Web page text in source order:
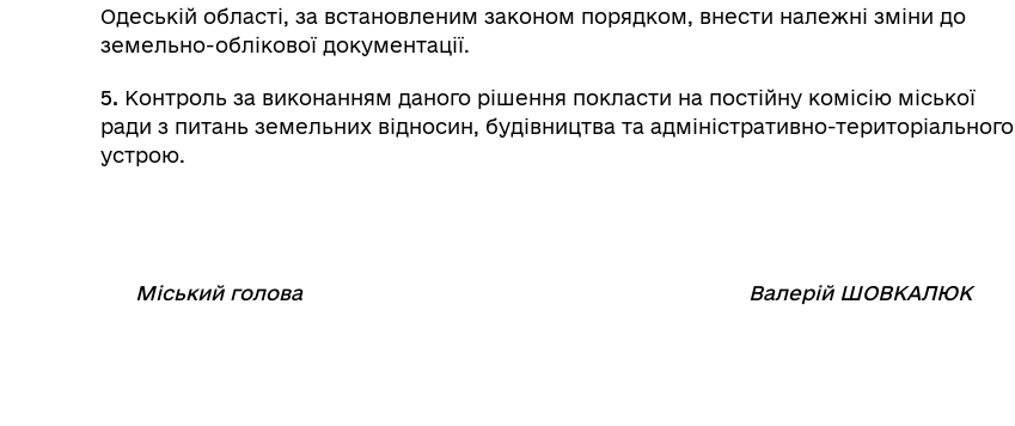
Одеській області, за встановленим законом порядком, внести належні зміни до
земельно-облікової документації.
5. Контроль за виконанням даного рішення покласти на постійну комісію міської
ради з питань земельних відносин, будівництва та адміністративно-територіального
устрою.
Міський голова⠀ Валерій ШОВКАЛЮК